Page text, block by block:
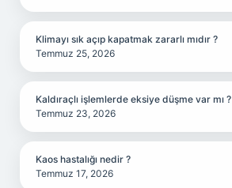
Klimayı sık açıp kapatmak zararlı mıdır ?
Temmuz 25, 2026
Kaldıraçlı işlemlerde eksiye düşme var mı ?
Temmuz 23, 2026
Kaos hastalığı nedir ?
Temmuz 17, 2026